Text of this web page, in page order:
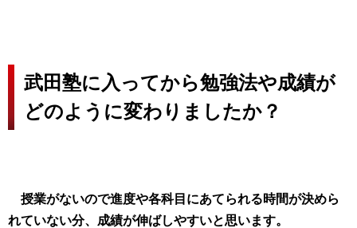
武田塾に入ってから勉強法や成績が
どのように変わりましたか？
授業がないので進度や各科目にあてられる時間が決めら
れていない分、成績が伸ばしやすいと思います。